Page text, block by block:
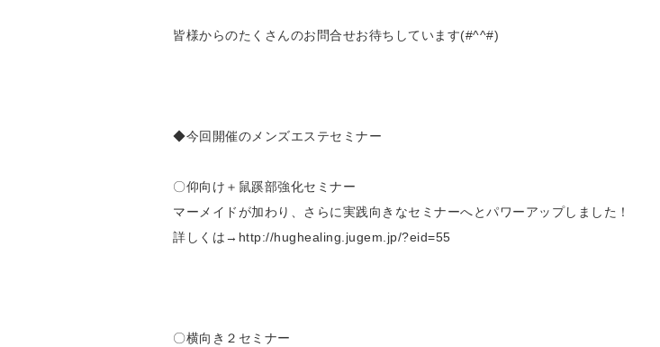
皆様からのたくさんのお問合せお待ちしています(#^^#)
◆今回開催のメンズエステセミナー
〇仰向け＋鼠蹊部強化セミナー
マーメイドが加わり、さらに実践向きなセミナーへとパワーアップしました！
詳しくは→http://hughealing.jugem.jp/?eid=55
〇横向き２セミナー